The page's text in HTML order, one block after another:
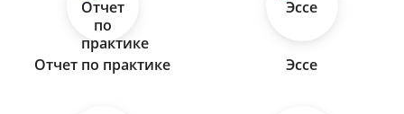
Отчет по практике Эссе